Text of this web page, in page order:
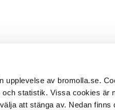
upplevelse av bromolla.se.
statistik. Vissa cookies är
att stänga av. Nedan finns